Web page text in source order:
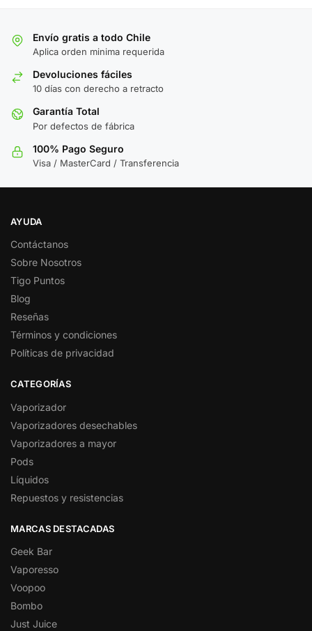
Envío gratis a todo Chile
Aplica orden minima requerida
Devoluciones fáciles
10 días con derecho a retracto
Garantía Total
Por defectos de fábrica
100% Pago Seguro
Visa / MasterCard / Transferencia
AYUDA
Contáctanos
Sobre Nosotros
Tigo Puntos
Blog
Reseñas
Términos y condiciones
Políticas de privacidad
CATEGORÍAS
Vaporizador
Vaporizadores desechables
Vaporizadores a mayor
Pods
Líquidos
Repuestos y resistencias
MARCAS DESTACADAS
Geek Bar
Vaporesso
Voopoo
Bombo
Just Juice